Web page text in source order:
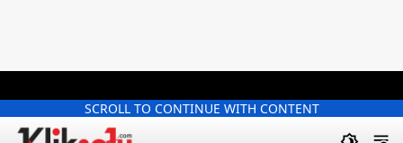
SCROLL TO CONTINUE WITH CONTENT